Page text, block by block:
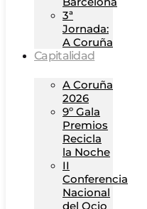
3ª
Jornada:
A Coruña
Capitalidad
A Coruña
2026
9º Gala
Premios
Recicla
la Noche
II
Conferencia
Nacional
del Ocio